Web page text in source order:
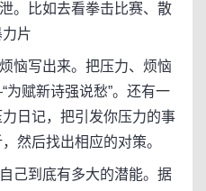
比如去看拳击比赛、散
片
写出来。把压力、烦恼
赋新诗强说愁”。还有一
日记，把引发你压力的事
然后找出相应的对策。
到底有多大的潜能。据